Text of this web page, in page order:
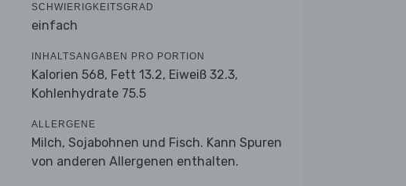
SCHWIERIGKEITSGRAD
einfach
INHALTSANGABEN PRO PORTION
Kalorien 568, Fett 13.2, Eiweiß 32.3,
Kohlenhydrate 75.5
ALLERGENE
Milch, Sojabohnen und Fisch. Kann Spuren
von anderen Allergenen enthalten.